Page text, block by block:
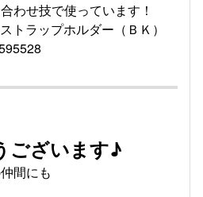
わせ技で使っています！
トラップホルダー（ＢＫ）
ございます♪
間にも